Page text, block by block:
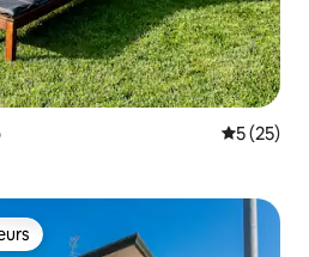
5 (25)
les plus appréciés